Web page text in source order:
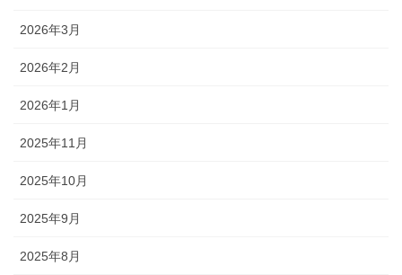
2026年3月
2026年2月
2026年1月
2025年11月
2025年10月
2025年9月
2025年8月